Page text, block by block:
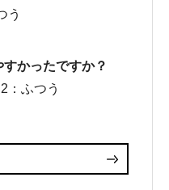
う
かったですか？
2：ふつう